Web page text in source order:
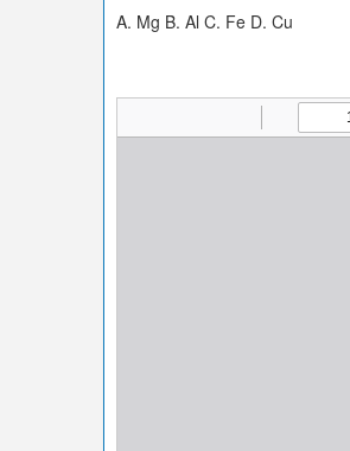
A. Mg B. Al C. Fe D. Cu